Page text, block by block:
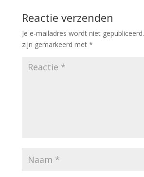
Reactie verzenden
Je e-mailadres wordt niet gepubliceerd.
zijn gemarkeerd met *